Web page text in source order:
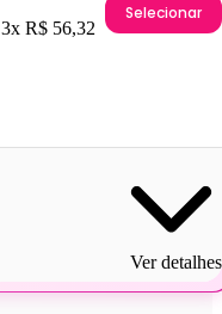
3x R$ 56,32
Selecionar
Ver detalhes